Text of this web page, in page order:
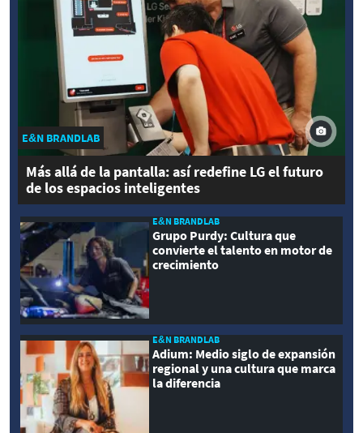
E&N BRANDLAB
Más allá de la pantalla: así redefine LG el futuro
de los espacios inteligentes
E&N BRANDLAB
Grupo Purdy: Cultura que
convierte el talento en motor de
crecimiento
E&N BRANDLAB
Adium: Medio siglo de expansión
regional y una cultura que marca
la diferencia